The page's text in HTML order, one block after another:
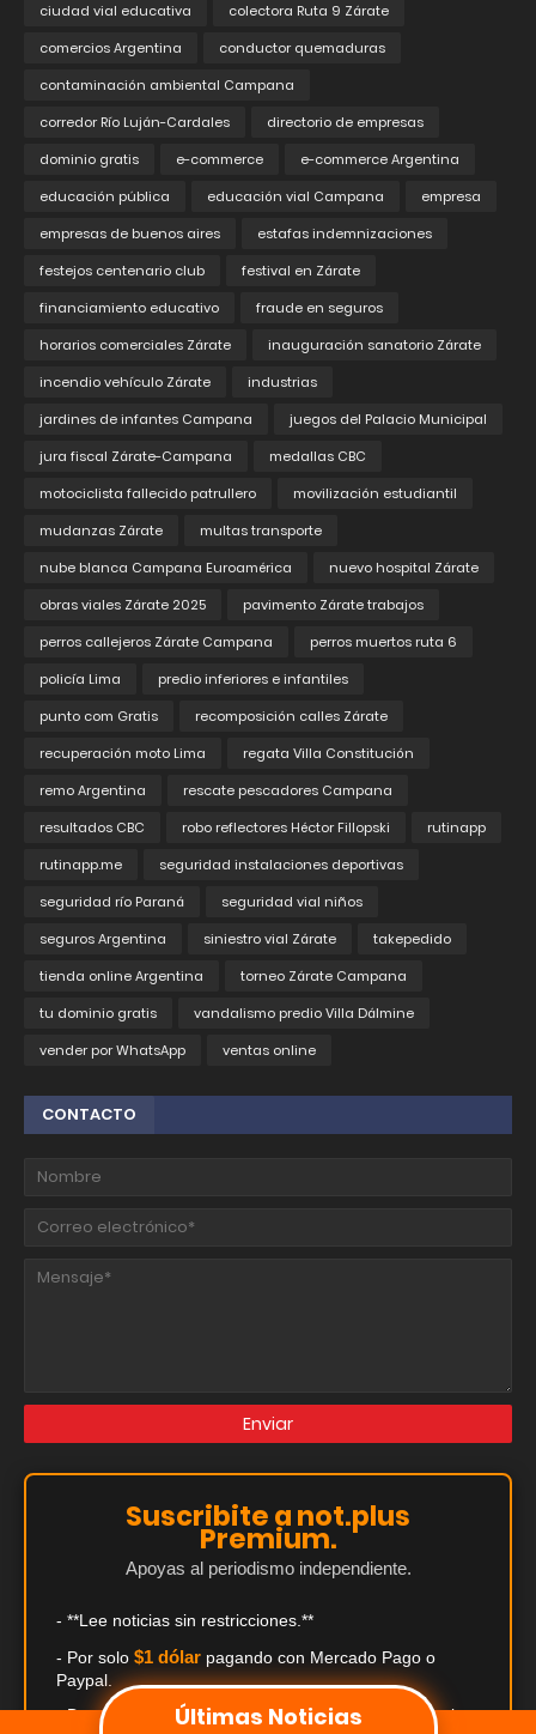
Últimas Noticias
ciudad vial educativa
colectora Ruta 9 Zárate
comercios Argentina
conductor quemaduras
contaminación ambiental Campana
corredor Río Luján-Cardales
directorio de empresas
dominio gratis
e-commerce
e-commerce Argentina
educación pública
educación vial Campana
empresa
empresas de buenos aires
estafas indemnizaciones
festejos centenario club
festival en Zárate
financiamiento educativo
fraude en seguros
horarios comerciales Zárate
inauguración sanatorio Zárate
incendio vehículo Zárate
industrias
jardines de infantes Campana
juegos del Palacio Municipal
jura fiscal Zárate-Campana
medallas CBC
motociclista fallecido patrullero
movilización estudiantil
mudanzas Zárate
multas transporte
nube blanca Campana Euroamérica
nuevo hospital Zárate
obras viales Zárate 2025
pavimento Zárate trabajos
perros callejeros Zárate Campana
perros muertos ruta 6
policía Lima
predio inferiores e infantiles
punto com Gratis
recomposición calles Zárate
recuperación moto Lima
regata Villa Constitución
remo Argentina
rescate pescadores Campana
resultados CBC
robo reflectores Héctor Fillopski
rutinapp
rutinapp.me
seguridad instalaciones deportivas
seguridad río Paraná
seguridad vial niños
seguros Argentina
siniestro vial Zárate
takepedido
tienda online Argentina
torneo Zárate Campana
tu dominio gratis
vandalismo predio Villa Dálmine
vender por WhatsApp
ventas online
CONTACTO
Suscribite a not.plus
Premium.
Apoyas al periodismo independiente.
- **Lee noticias sin restricciones.**
- Por solo $1 dólar pagando con Mercado Pago o
Paypal.
- Descuentos exclusivos de hasta el 50% en comercios